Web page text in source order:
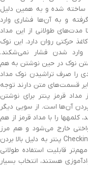
ساخته شده و به همین دلیل
و به آن‌ها فشاری وارد
طولانی از این مداد
حرکتی روان دارد. این نوک
وارد شدن فشار نمی‌شکند.
نوک در حین نوشتن به هم
را صرف تراشیدن نوک مداد
قسمت‌های متن دارند توجه
قرمز پنتر برای نوشتن
آن‌ها است. از سویی دیگر
معمولاً کودکانی که تازه شروع به نوشتن کرده‌اند، کلمه‎ها را با مداد قرمز از هم
خارج می‌شود و هم مرز
میان واژه‌ها مشخص است. مداد قرمز Checking Pencil پنتر به دلیل بالا بردن
قابلیت استفاده طولانی
هستند، انتخاب بسیار